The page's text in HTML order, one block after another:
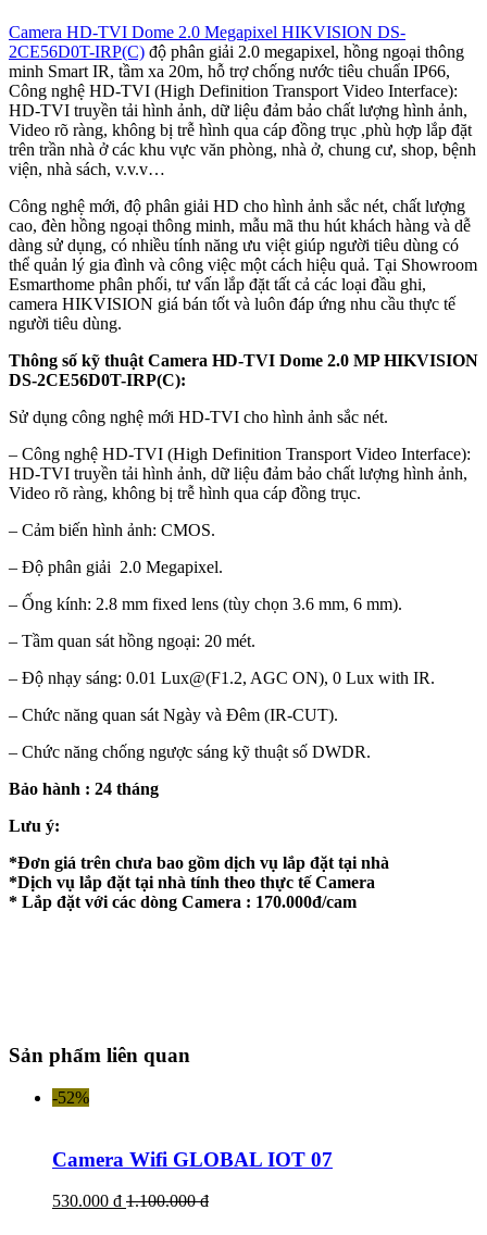
Camera HD-TVI Dome 2.0 Megapixel HIKVISION DS-
2CE56D0T-IRP(C) độ phân giải 2.0 megapixel, hồng ngoại thông
minh Smart IR, tầm xa 20m, hỗ trợ chống nước tiêu chuẩn IP66,
Công nghệ HD-TVI (High Definition Transport Video Interface):
HD-TVI truyền tải hình ảnh, dữ liệu đảm bảo chất lượng hình ảnh,
Video rõ ràng, không bị trễ hình qua cáp đồng trục ,phù hợp lắp đặt
trên trần nhà ở các khu vực văn phòng, nhà ở, chung cư, shop, bệnh
viện, nhà sách, v.v.v…
Công nghệ mới, độ phân giải HD cho hình ảnh sắc nét, chất lượng
cao, đèn hồng ngoại thông minh, mẫu mã thu hút khách hàng và dễ
dàng sử dụng, có nhiều tính năng ưu việt giúp người tiêu dùng có
thể quản lý gia đình và công việc một cách hiệu quả. Tại Showroom
Esmarthome phân phối, tư vấn lắp đặt tất cả các loại đầu ghi,
camera HIKVISION giá bán tốt và luôn đáp ứng nhu cầu thực tế
người tiêu dùng.
Thông số kỹ thuật Camera HD-TVI Dome 2.0 MP HIKVISION
DS-2CE56D0T-IRP(C):
Sử dụng công nghệ mới HD-TVI cho hình ảnh sắc nét.
– Công nghệ HD-TVI (High Definition Transport Video Interface):
HD-TVI truyền tải hình ảnh, dữ liệu đảm bảo chất lượng hình ảnh,
Video rõ ràng, không bị trễ hình qua cáp đồng trục.
– Cảm biến hình ảnh: CMOS.
– Độ phân giải 2.0 Megapixel.
– Ống kính: 2.8 mm fixed lens (tùy chọn 3.6 mm, 6 mm).
– Tầm quan sát hồng ngoại: 20 mét.
– Độ nhạy sáng: 0.01 Lux@(F1.2, AGC ON), 0 Lux with IR.
– Chức năng quan sát Ngày và Đêm (IR-CUT).
– Chức năng chống ngược sáng kỹ thuật số DWDR.
Bảo hành : 24 tháng
Lưu ý:
*Đơn giá trên chưa bao gồm dịch vụ lắp đặt tại nhà
*Dịch vụ lắp đặt tại nhà tính theo thực tế Camera
* Lắp đặt với các dòng Camera : 170.000đ/cam
Sản phẩm liên quan
-52%
Camera Wifi GLOBAL IOT 07
530.000 đ 1.100.000 đ